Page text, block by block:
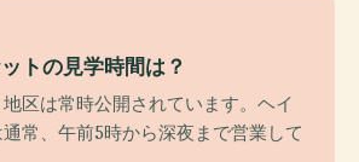
トの見学時間は？
区は常時公開されています。ヘイ
常、午前5時から深夜まで営業して